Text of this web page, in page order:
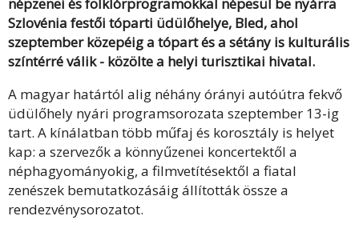
Szlovénia festői tóparti üdülőhelye, Bled, ahol
szeptember közepéig a tópart és a sétány is kulturális
színtérré válik - közölte a helyi turisztikai hivatal.
A magyar határtól alig néhány órányi autóútra fekvő
üdülőhely nyári programsorozata szeptember 13-ig
tart. A kínálatban több műfaj és korosztály is helyet
kap: a szervezők a könnyűzenei koncertektől a
néphagyományokig, a filmvetítésektől a fiatal
zenészek bemutatkozásáig állították össze a
rendezvénysorozatot.